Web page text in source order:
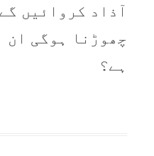
آذاد کروائیں
چھوڑنا ہوگی ان
ہے؟